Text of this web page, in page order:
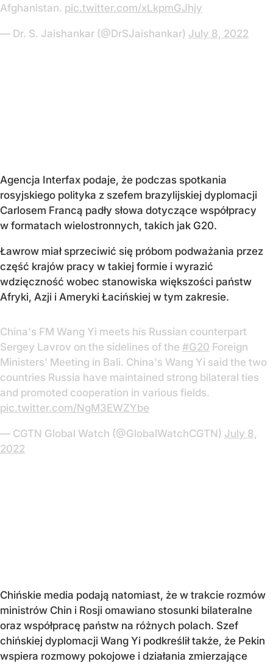
Afghanistan. pic.twitter.com/xLkpmGJhjy
— Dr. S. Jaishankar (@DrSJaishankar) July 8, 2022
Agencja Interfax podaje, że podczas spotkania
rosyjskiego polityka z szefem brazylijskiej dyplomacji
Carlosem Francą padły słowa dotyczące współpracy
w formatach wielostronnych, takich jak G20.
Ławrow miał sprzeciwić się próbom podważania przez
część krajów pracy w takiej formie i wyrazić
wdzięczność wobec stanowiska większości państw
Afryki, Azji i Ameryki Łacińskiej w tym zakresie.
China's FM Wang Yi meets his Russian counterpart
Sergey Lavrov on the sidelines of the #G20 Foreign
Ministers' Meeting in Bali. China's Wang Yi said the two
countries Russia have maintained strong bilateral ties
and promoted cooperation in various fields.
pic.twitter.com/NgM3EWZYbe
— CGTN Global Watch (@GlobalWatchCGTN) July 8,
2022
Chińskie media podają natomiast, że w trakcie rozmów
ministrów Chin i Rosji omawiano stosunki bilateralne
oraz współpracę państw na różnych polach. Szef
chińskiej dyplomacji Wang Yi podkreślił także, że Pekin
wspiera rozmowy pokojowe i działania zmierzające